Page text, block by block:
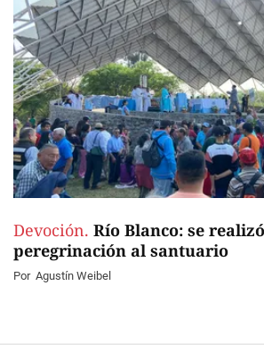
Devoción. Río Blanco: se
peregrinación al santuario
Por Agustín Weibel